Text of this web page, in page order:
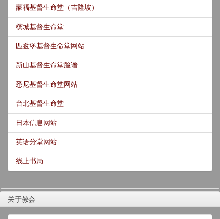
蒙福基督生命堂（吉隆坡）
槟城基督生命堂
匹兹堡基督生命堂网站
新山基督生命堂脸谱
悉尼基督生命堂网站
台北基督生命堂
日本信息网站
英语分堂网站
线上书局
关于教会